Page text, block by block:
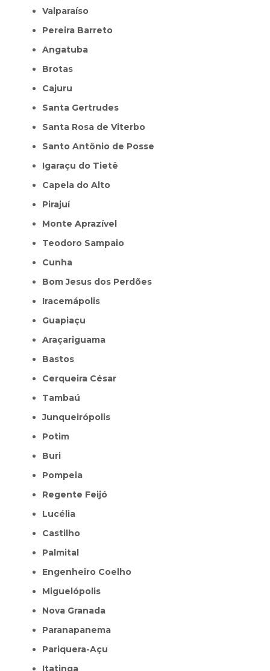
Valparaíso
Pereira Barreto
Angatuba
Brotas
Cajuru
Santa Gertrudes
Santa Rosa de Viterbo
Santo Antônio de Posse
Igaraçu do Tietê
Capela do Alto
Pirajuí
Monte Aprazível
Teodoro Sampaio
Cunha
Bom Jesus dos Perdões
Iracemápolis
Guapiaçu
Araçariguama
Bastos
Cerqueira César
Tambaú
Junqueirópolis
Potim
Buri
Pompeia
Regente Feijó
Lucélia
Castilho
Palmital
Engenheiro Coelho
Miguelópolis
Nova Granada
Paranapanema
Pariquera-Açu
Itatinga